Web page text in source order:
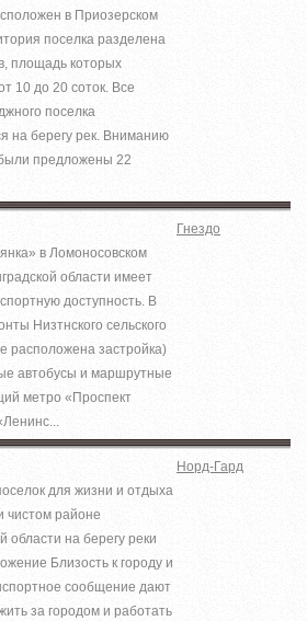
в Приозерском
поселка разделена
площадь которых
10 до 20 соток. Все
поселка
на берегу рек. Вниманию
предложены 22
в Ломоносовском
области имеет
доступность. В
Низтнского сельского
расположена застройка)
автобусы и маршрутные
метро «Проспект
Гнездо
для жизни и отдыха
чистом районе
области на берегу реки
Близость к городу и
сообщение дают
за городом и работать
Норд-Гард